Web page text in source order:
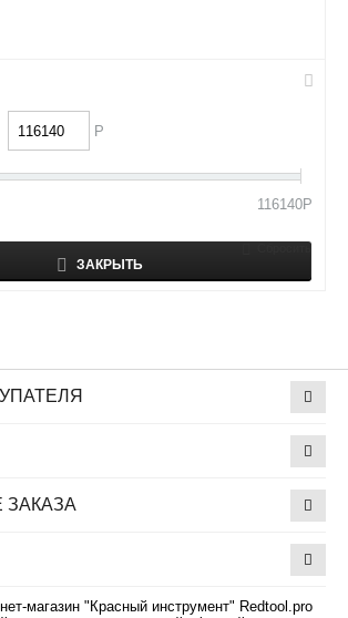
Р
116140Р
Сбросить
ЗАКРЫТЬ
магазин "Красный инструмент" Redtool.pro